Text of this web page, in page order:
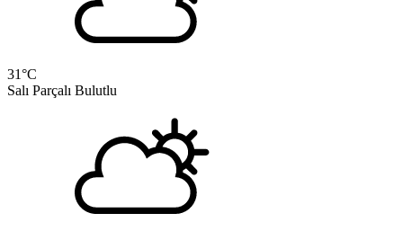
31°C
Salı Parçalı Bulutlu